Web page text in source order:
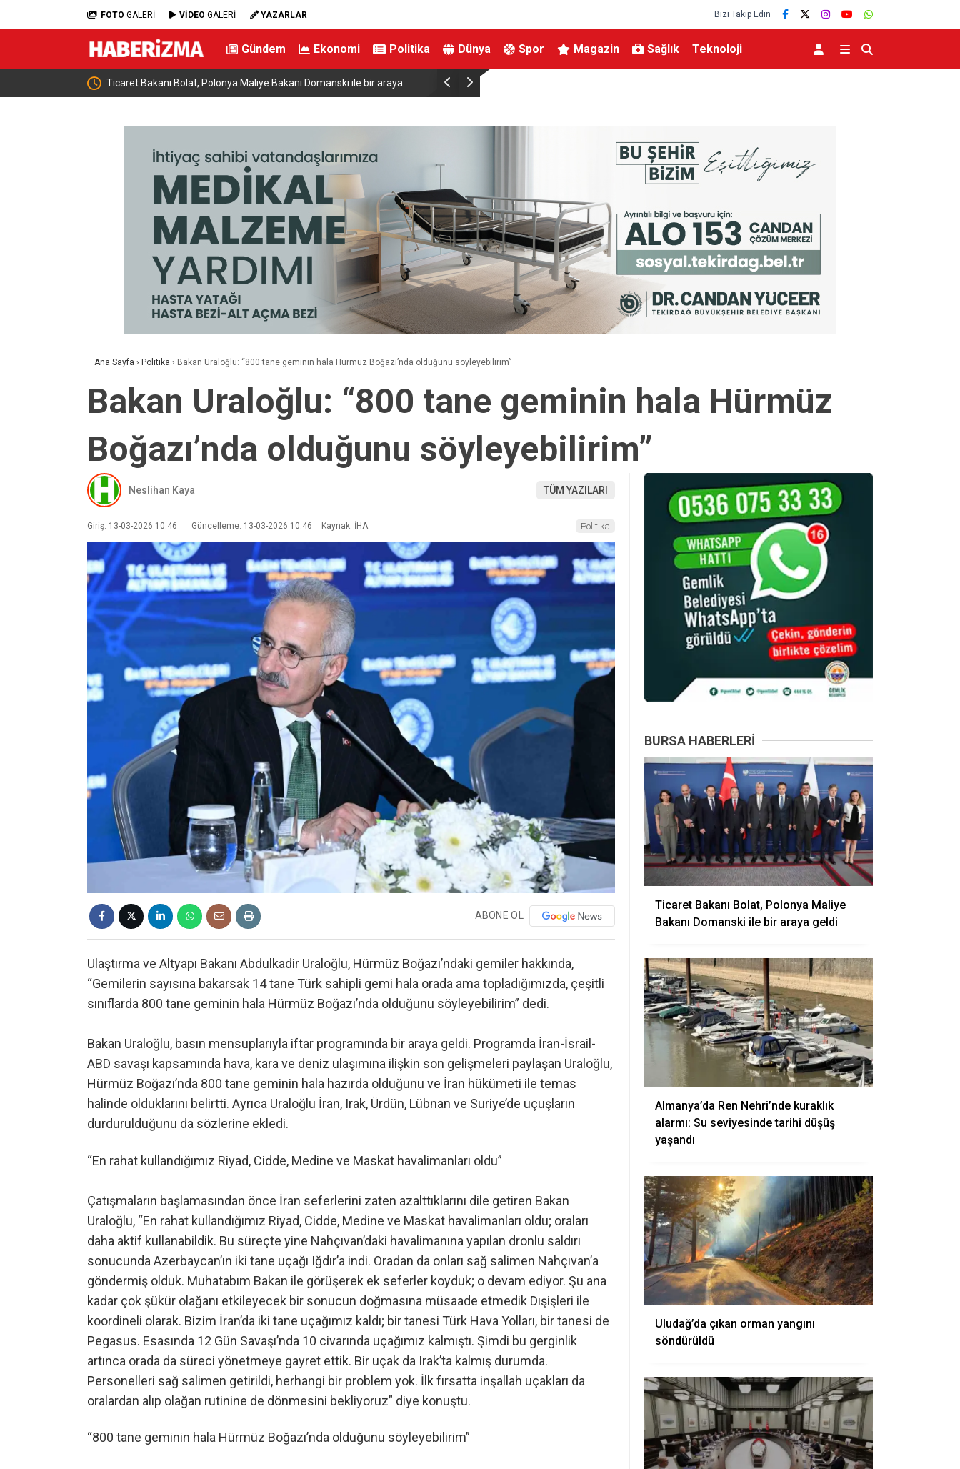
FOTO GALERİ VİDEO GALERİ YAZARLAR Bizi Takip Edin
Gündem Ekonomi Politika Dünya Spor Magazin Sağlık Teknoloji
Ticaret Bakanı Bolat, Polonya Maliye Bakanı Domanski ile bir araya Almanya’da Ren Nehri’nde kuraklık alarmı: Su seviyesinde tarihi düşüş
Ana Sayfa › Politika › Bakan Uraloğlu: “800 tane geminin hala Hürmüz Boğazı’nda olduğunu söyleyebilirim”
Bakan Uraloğlu: “800 tane geminin hala Hürmüz
Boğazı’nda olduğunu söyleyebilirim”
Neslihan Kaya TÜM YAZILARI
Giriş: 13-03-2026 10:46 Güncelleme: 13-03-2026 10:46 Kaynak: İHA Politika
ABONE OL
Ulaştırma ve Altyapı Bakanı Abdulkadir Uraloğlu, Hürmüz Boğazı’ndaki gemiler hakkında,
“Gemilerin sayısına bakarsak 14 tane Türk sahipli gemi hala orada ama topladığımızda, çeşitli
sınıflarda 800 tane geminin hala Hürmüz Boğazı’nda olduğunu söyleyebilirim” dedi.
Bakan Uraloğlu, basın mensuplarıyla iftar programında bir araya geldi. Programda İran-İsrail-
ABD savaşı kapsamında hava, kara ve deniz ulaşımına ilişkin son gelişmeleri paylaşan Uraloğlu,
Hürmüz Boğazı’nda 800 tane geminin hala hazırda olduğunu ve İran hükümeti ile temas
halinde olduklarını belirtti. Ayrıca Uraloğlu İran, Irak, Ürdün, Lübnan ve Suriye’de uçuşların
durdurulduğunu da sözlerine ekledi.
“En rahat kullandığımız Riyad, Cidde, Medine ve Maskat havalimanları oldu”
Çatışmaların başlamasından önce İran seferlerini zaten azalttıklarını dile getiren Bakan
Uraloğlu, “En rahat kullandığımız Riyad, Cidde, Medine ve Maskat havalimanları oldu; oraları
daha aktif kullanabildik. Bu süreçte yine Nahçıvan’daki havalimanına yapılan dronlu saldırı
sonucunda Azerbaycan’ın iki tane uçağı Iğdır’a indi. Oradan da onları sağ salimen Nahçıvan’a
göndermiş olduk. Muhatabım Bakan ile görüşerek ek seferler koyduk; o devam ediyor. Şu ana
kadar çok şükür olağanı etkileyecek bir sonucun doğmasına müsaade etmedik Dışişleri ile
koordineli olarak. Bizim İran’da iki tane uçağımız kaldı; bir tanesi Türk Hava Yolları, bir tanesi de
Pegasus. Esasında 12 Gün Savaşı’nda 10 civarında uçağımız kalmıştı. Şimdi bu gerginlik
artınca orada da süreci yönetmeye gayret ettik. Bir uçak da Irak’ta kalmış durumda.
Personelleri sağ salimen getirildi, herhangi bir problem yok. İlk fırsatta inşallah uçakları da
oralardan alıp olağan rutinine de dönmesini bekliyoruz” diye konuştu.
“800 tane geminin hala Hürmüz Boğazı’nda olduğunu söyleyebilirim”
BURSA HABERLERI
Ticaret Bakanı Bolat, Polonya Maliye
Bakanı Domanski ile bir araya geldi
Almanya’da Ren Nehri’nde kuraklık
alarmı: Su seviyesinde tarihi düşüş
yaşandı
Uludağ’da çıkan orman yangını
söndürüldü